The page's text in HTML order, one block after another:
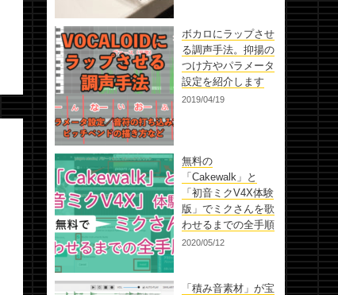
ボカロにラップさせ
る調声手法。抑揚の
つけ方やパラメータ
設定を紹介します
2019/04/19
無料の
「Cakewalk」と
「初音ミクV4X体験
版」でミクさんを歌
わせるまでの全手順
2020/05/12
「積み音素材」が宝